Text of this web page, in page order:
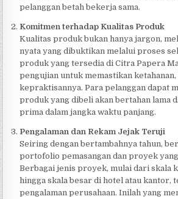
pelanggan betah bekerja sama.
Komitmen terhadap Kualitas Produk
Kualitas produk bukan hanya jargon,
nyata yang dibuktikan melalui proses
produk yang tersedia di Citra Papera
pengujian untuk memastikan ketahanan,
kepraktisannya. Para pelanggan dapat
produk yang dibeli akan bertahan lama
prima dalam jangka waktu panjang.
Pengalaman dan Rekam Jejak Teruji
Seiring dengan bertambahnya tahun,
portofolio pemasangan dan proyek
Berbagai jenis proyek, mulai dari skala
hingga skala besar di hotel atau kantor,
pengalaman perusahaan. Inilah yang